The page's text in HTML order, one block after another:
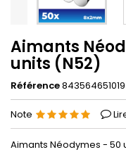
Aimants
units (N52)
Référence
Note
Aimants Néodymes - 50